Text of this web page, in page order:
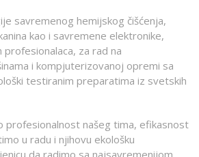
savremenog hemijskog čišćenja,
kao i savremene elektronike,
za rad na
i kompjuterizovanoj opremi sa
testiranim preparatima iz svetskih
profesionalnost našeg tima, efikasnost
u radu i njihovu ekološku